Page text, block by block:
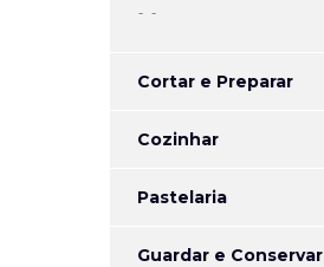
-
Cortar e Preparar
Cozinhar
Pastelaria
Guardar e Conservar